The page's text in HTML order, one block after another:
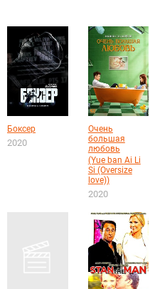
Боксер
2020
Очень
большая
любовь
(Yue ban Ai Li
Si (Oversize
love))
2020